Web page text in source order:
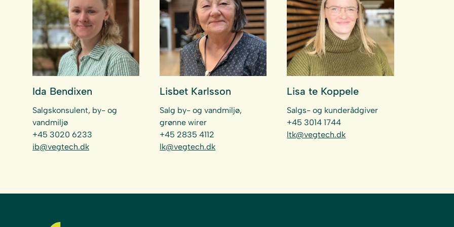
Ida Bendixen
Salgskonsulent, by- og
vandmiljø
+45 3020 6233
ib@vegtech.dk
Lisbet Karlsson
Salg by- og vandmiljø,
grønne wirer
+45 2835 4112
lk@vegtech.dk
Lisa te Koppele
Salgs- og kunderådgiver
+45 3014 1744
ltk@vegtech.dk